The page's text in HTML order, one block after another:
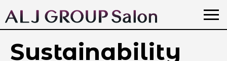
Sustainability